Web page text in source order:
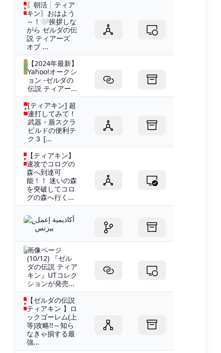
〖朝活┊ティア
キン〗おはよう
～！🤍挨拶しな
がら ゼルダの伝
説 ティアーズ
オブ ...
【2024年最新】
Yahoo!オークシ
ョン -ゼルダの
伝説 ティアー...
[ティアキン] 超
連打してみて！
武器・盾スクラ
ビルドの便利テ
ク３ [...
【ティアキン】
速攻でコログの
森へ到達可
能！！ 迷いの森
を突破してコロ
グの森へ行く...
أكاديمية إعمل
بيزنس
画像ページ
(10/12) 『ゼル
ダの伝説 ティア
キン』UTコレク
ションが発売...
【ゼルダの伝説
ティアキン 】ロ
ックゴーレム(上
等)攻略!!～知ら
なきゃ損する最
強...